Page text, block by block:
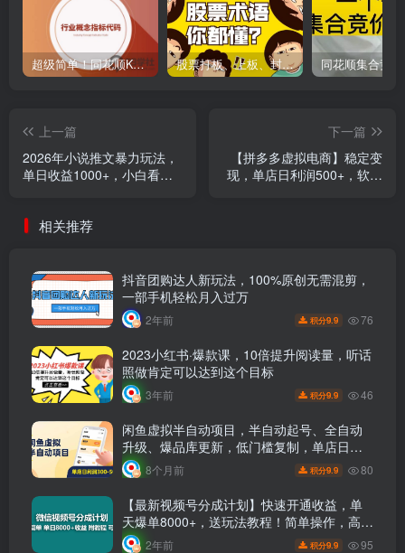
超级简单！同花顺K线界面显示行业概念指标代码图解 股票打板、上板、封板、翘板、炸板是什么意思？炒股你必须懂的暗语！
上一篇
2026年小说推文暴力玩法，
单日收益1000+，小白看完
下一篇
【拼多多虚拟电商】稳定变
现，单店日利润500+，软件
相关推荐
抖音团购达人新玩法，100%原创无需混剪，
一部手机轻松月入过万
2年前 积分9.9 76
2023小红书·爆款课，10倍提升阅读量，听话
照做肯定可以达到这个目标
3年前 积分9.9 46
闲鱼虚拟半自动项目，半自动起号、全自动
升级、爆品库更新，低门槛复制，单店日利
润300-500
8个月前 积分9.9 80
【最新视频号分成计划】快速开通收益，单
天爆单8000+，送玩法教程！简单操作，高收
益！2年前 积分9.9 95